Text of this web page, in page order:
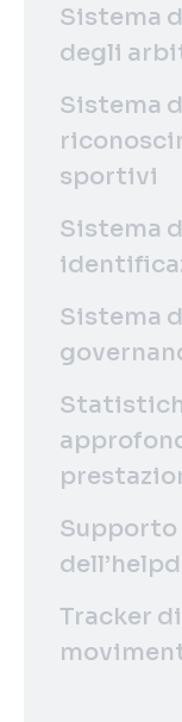
Sistema
degli
Sistema
sportivi
Sistema
Sistema
Supporto
Tracker